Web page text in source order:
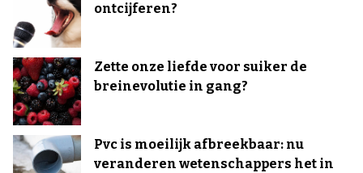
ontcijferen?
Zette onze liefde voor suiker de
breinevolutie in gang?
Pvc is moeilijk afbreekbaar: nu
veranderen wetenschappers het in